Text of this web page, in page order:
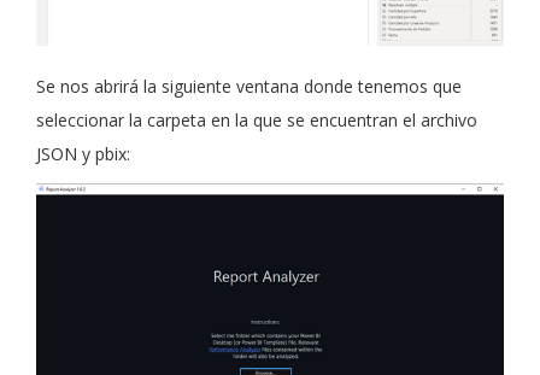
Se nos abrirá la siguiente ventana donde tenemos que
seleccionar la carpeta en la que se encuentran el archivo
JSON y pbix: